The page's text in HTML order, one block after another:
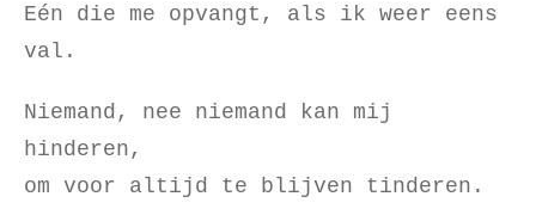
Eén die me opvangt, als ik weer eens
val.
Niemand, nee niemand kan mij
hinderen,
om voor altijd te blijven tinderen.